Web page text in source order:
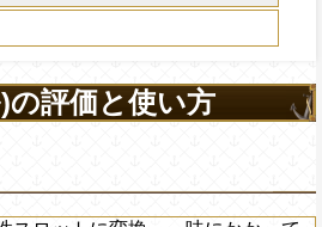
2ターンの間敵全体の
の評価と使い方